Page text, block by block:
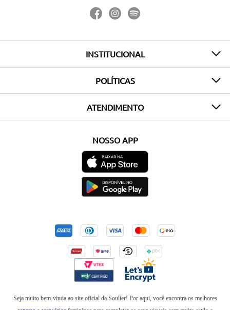
INSTITUCIONAL
POLÍTICAS
ATENDIMENTO
NOSSO APP
Seja muito bem-vinda ao site oficial da Soulier! Por aqui, você encontra os melhores